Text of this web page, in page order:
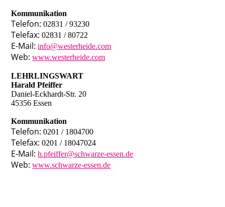
Kommunikation
Telefon:02831 / 93230
Telefax:02831 / 80722
E-Mail: info@westerheide.com
Web: www.westerheide.com
LEHRLINGSWART
Harald Pfeiffer
Daniel-Eckhardt-Str. 20
45356 Essen
Kommunikation
Telefon:0201 / 1804700
Telefax:0201 / 18047024
E-Mail: h.pfeiffer@schwarze-essen.de
Web: www.schwarze-essen.de